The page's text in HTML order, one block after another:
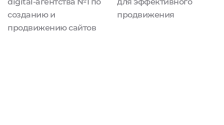
созданию и
продвижению сайтов
продвижения